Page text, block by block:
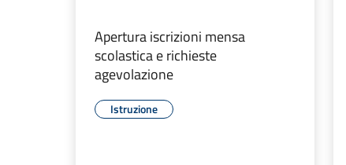
Apertura iscrizioni mensa
scolastica e richieste
agevolazione
Istruzione